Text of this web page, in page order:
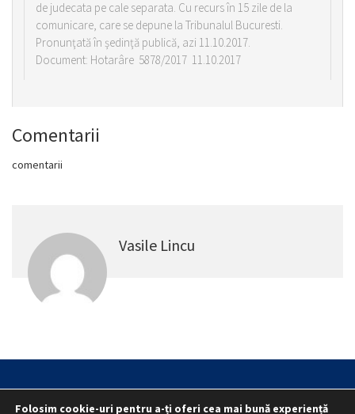
de judecata pe cale separata. Cu recurs în 15 zile de la
comunicare, care se depune la Tribunalul Bucuresti.
Pronunţată în şedinţă publică, azi 11.10.2017.
Document: Hotarâre 5878/2017 11.10.2017
Comentarii
comentarii
Vasile Lincu
Folosim cookie-uri pentru a-ți oferi cea mai bună experiență